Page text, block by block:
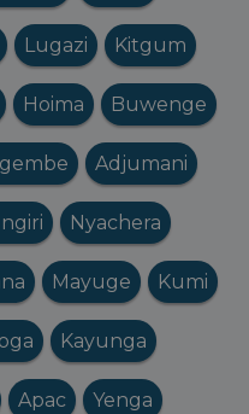
Lugazi Kitgum
Hoima Buwenge
Adjumani
Nyachera
Mayuge Kumi
Kayunga
Apac Yenga